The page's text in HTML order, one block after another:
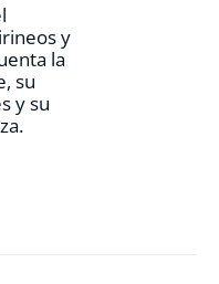
y
la
su
y su